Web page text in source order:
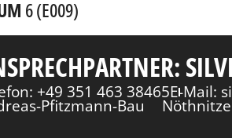
6 (E009)
+49 351 463 38465E-Mail:
Pfitzmann-Bau